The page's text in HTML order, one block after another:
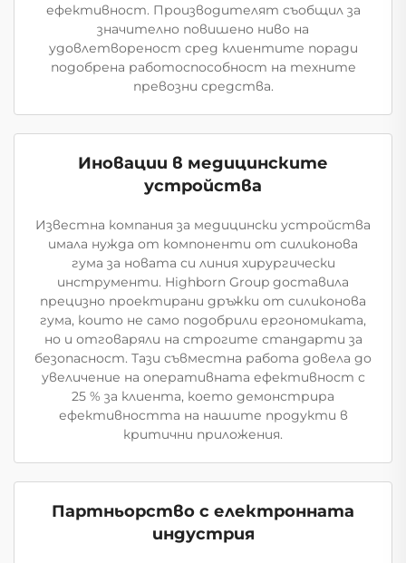
ефективност. Производителят съобщил за
значително повишено ниво на
удовлетвореност сред клиентите поради
подобрена работоспособност на техните
превозни средства.
Иновации в медицинските
устройства
Известна компания за медицински устройства
имала нужда от компоненти от силиконова
гума за новата си линия хирургически
инструменти. Highborn Group доставила
прецизно проектирани дръжки от силиконова
гума, които не само подобрили ергономиката,
но и отговаряли на строгите стандарти за
безопасност. Тази съвместна работа довела до
увеличение на оперативната ефективност с
25 % за клиента, което демонстрира
ефективността на нашите продукти в
критични приложения.
Партньорство с електронната
индустрия